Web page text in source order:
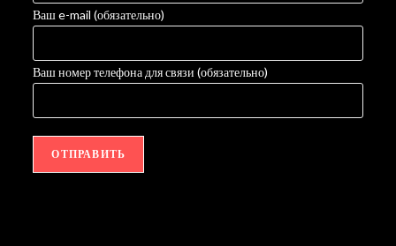
Ваш e-mail (обязательно)
Ваш номер телефона для связи (обязательно)